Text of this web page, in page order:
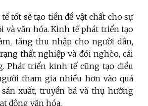
tốt sẽ tạo tiền đề vật chất cho sự
và văn hóa. Kinh tế phát triển tạo
tăng thu nhậpcho người dân,
thất nghiệp và đói nghèo, cải
Phát triển kinh tế cũng tạo điều
tham gia nhiều hơn vào quá
xuất, truyền bá và thụ hưởng
động văn hóa.